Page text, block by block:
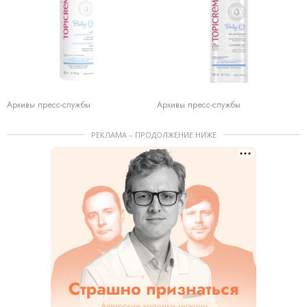
Архивы пресс-службы Архивы пресс-службы
РЕКЛАМА – ПРОДОЛЖЕНИЕ НИЖЕ